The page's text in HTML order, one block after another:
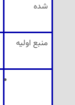
شده
منبع اولیه